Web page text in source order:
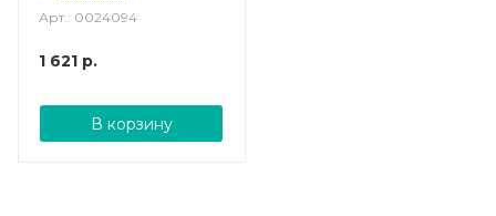
Арт.: 0024094
1 621 р.
В корзину